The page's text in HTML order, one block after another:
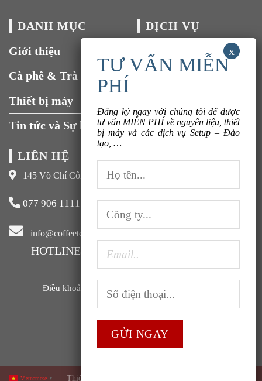
DANH MỤC
Giới thiệu
Cà phê & Trà
Thiết bị máy
Tin tức và Sự kiện
DỊCH VỤ
Tuyển dụng
Liên hệ
LIÊN HỆ
145 Võ Chí Công, Xuân La, Tây Hồ, Hà Nội
077 906 1111
info@coffeeteavn.com
HOTLINE KINH DOANH:
Điều khoản sử dụng |
Thiết kế và phát triển bởi
Vietnamese ▼
Đăng ký ngay với chúng tôi để được
tư vấn MIỄN PHÍ về nguyên liệu, thiết
bị máy và các dịch vụ Setup – Đào
tạo, …